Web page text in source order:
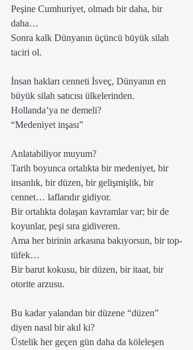
Peşine Cumhuriyet, olmadı bir daha, bir
daha…
Sonra kalk Dünyanın üçüncü büyük silah
taciri ol.
İnsan hakları cenneti İsveç, Dünyanın en
büyük silah satıcısı ülkelerinden.
Hollanda’ya ne demeli?
“Medeniyet inşası”
Anlatabiliyor muyum?
Tarih boyunca ortalıkta bir medeniyet, bir
insanlık, bir düzen, bir gelişmişlik, bir
cennet… laflarıdır gidiyor.
Bir ortalıkta dolaşan kavramlar var; bir de
koyunlar, peşi sıra gidiveren.
Ama her birinin arkasına bakıyorsun, bir top-
tüfek…
Bir barut kokusu, bir düzen, bir itaat, bir
otorite arzusu.
Bu kadar yalandan bir düzene “düzen”
diyen nasıl bir akıl ki?
Üstelik her geçen gün daha da köleleşen